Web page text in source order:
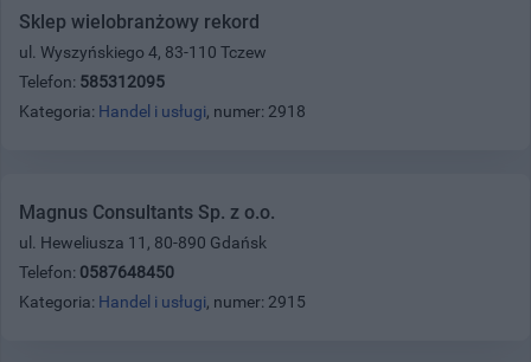
Sklep wielobranżowy rekord
ul. Wyszyńskiego 4, 83-110 Tczew
Telefon: 585312095
Kategoria: Handel i usługi, numer: 2918
Magnus Consultants Sp. z o.o.
ul. Heweliusza 11, 80-890 Gdańsk
Telefon: 0587648450
Kategoria: Handel i usługi, numer: 2915